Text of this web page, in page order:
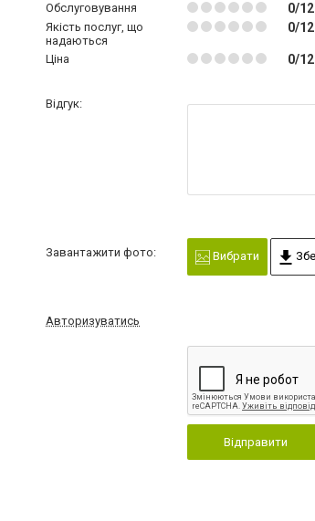
Обслуговування 0/12
Якість послуг, що
надаються
0/12
Ціна 0/12
Відгук:
Завантажити фото: Вибрати
Авторизуватись
Відправити